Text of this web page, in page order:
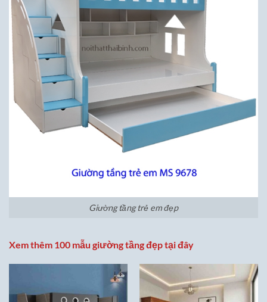
Giường tầng trẻ em đẹp
Xem thêm 100 mẫu giường tầng đẹp tại đây